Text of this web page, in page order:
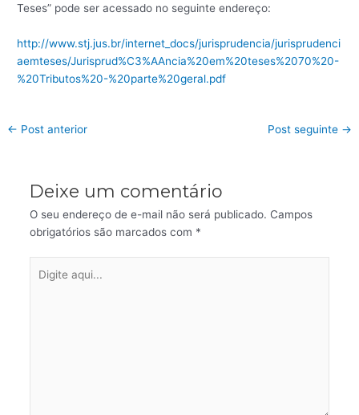
Teses” pode ser acessado no seguinte endereço:
http://www.stj.jus.br/internet_docs/jurisprudencia/jurisprudenci
aemteses/Jurisprud%C3%AAncia%20em%20teses%2070%20-
%20Tributos%20-%20parte%20geral.pdf
← Post anterior Post seguinte →
Deixe um comentário
O seu endereço de e-mail não será publicado. Campos
obrigatórios são marcados com *
aqui...